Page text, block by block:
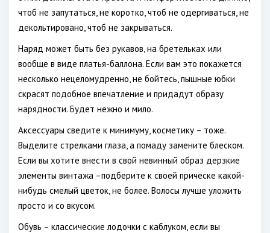
чтоб не запутаться, не коротко, чтоб не одергиваться, не
декольтировано, чтоб не закрываться.
Наряд может быть без рукавов, на бретельках или
вообще в виде платья-баллона. Если вам это покажется
несколько нецеломудренно, не бойтесь, пышные юбки
скрасят подобное впечатление и придадут образу
нарядности. Будет нежно и мило.
Аксессуары сведите к минимуму, косметику – тоже.
Выделите стрелками глаза, а помаду замените блеском.
Если вы хотите внести в свой невинный образ дерзкие
элементы винтажа –подберите к своей прическе какой-
нибудь смелый цветок, не более. Волосы лучше уложить
просто и со вкусом.
Обувь – классические лодочки с каблуком, если вы